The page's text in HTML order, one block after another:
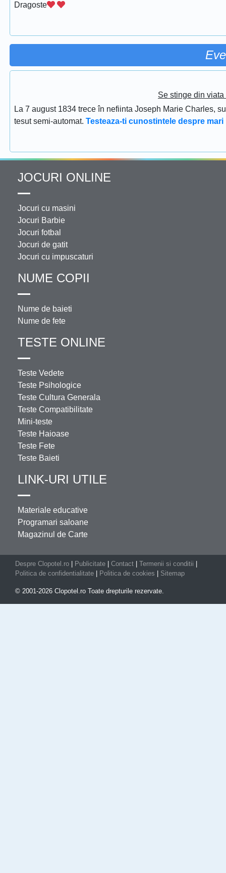
Dragoste
Se stinge din
La 7 august 1834 trece în nefiinta Joseph Marie Charles,
tesut semi-automat. Testeaza-ti cunostintele despre
JOCURI ONLINE
Jocuri cu masini
Jocuri Barbie
Jocuri fotbal
Jocuri de gatit
Jocuri cu impuscaturi
NUME COPII
Nume de baieti
Nume de fete
TESTE ONLINE
Teste Vedete
Teste Psihologice
Teste Cultura Generala
Teste Compatibilitate
Mini-teste
Teste Haioase
Teste Fete
Teste Baieti
LINK-URI UTILE
Materiale educative
Programari saloane
Magazinul de Carte
Despre Clopotel.ro Publicitate Contact Termenii si conditii
Politica de confidentialitate
Politica de cookies Sitemap
© 2001-2026 Clopotel.ro Toate drepturile rezervate.